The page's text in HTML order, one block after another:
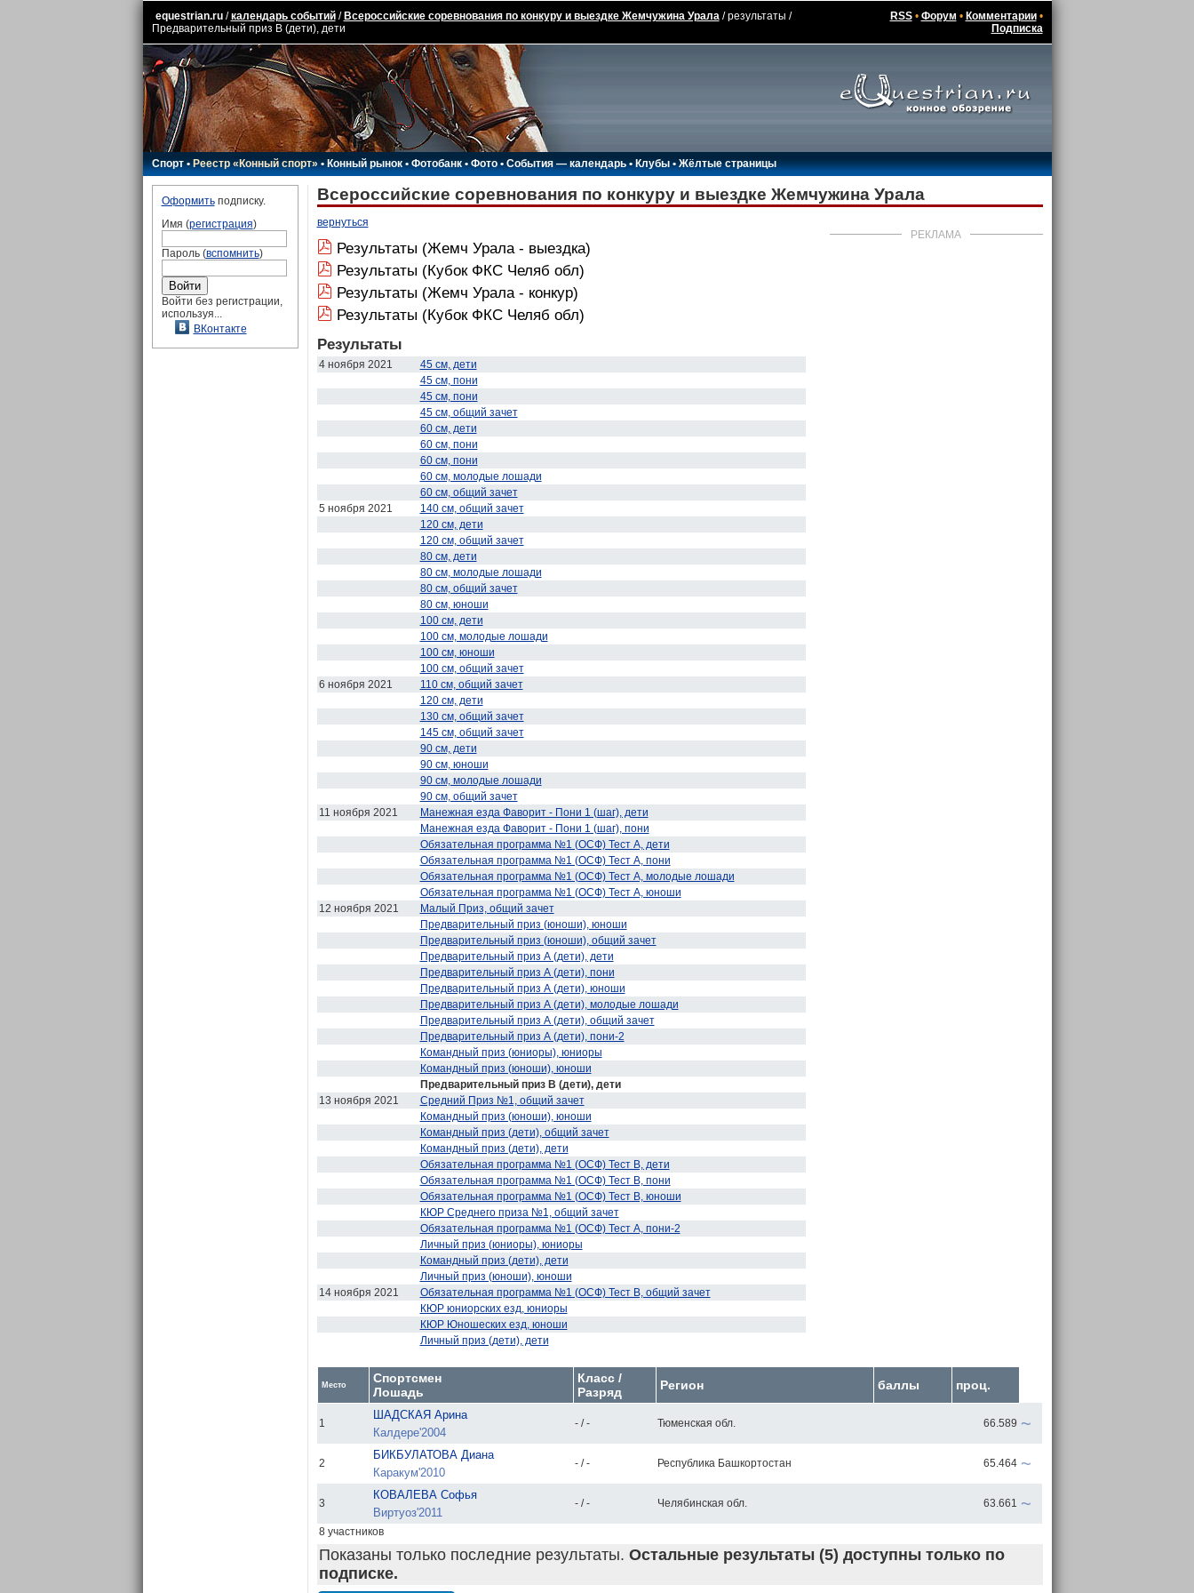
equestrian.ru/календарь событий/ Всероссийские соревнования по конкуру и выездке Жемчужина Урала/ результаты /
Предварительный приз В (дети), дети
RSS• Форум • Комментарии•
Подписка
Спорт•Реестр «Конный спорт»•Конный рынок•Фотобанк •Фото•События — календарь•Клубы •Жёлтые страницы
Оформитьподписку.
Имя (регистрация)
Пароль (вспомнить)
Войти без регистрации,
используя...
ВКонтакте
Всероссийские соревнования по конкуру и выездке Жемчужина Урала
вернуться
РЕКЛАМА
Результаты (Жемч Урала - выездка)
Результаты (Кубок ФКС Челяб обл)
Результаты (Жемч Урала - конкур)
Результаты (Кубок ФКС Челяб обл)
Результаты
4 ноября 2021
45 см, дети
45 см, пони
45 см, пони
45 см, общий зачет
60 см, дети
60 см, пони
60 см, пони
60 см, молодые лошади
60 см, общий зачет
5 ноября 2021
140 см, общий зачет
120 см, дети
120 см, общий зачет
80 см, дети
80 см, молодые лошади
80 см, общий зачет
80 см, юноши
100 см, дети
100 см, молодые лошади
100 см, юноши
100 см, общий зачет
6 ноября 2021
110 см, общий зачет
120 см, дети
130 см, общий зачет
145 см, общий зачет
90 см, дети
90 см, юноши
90 см, молодые лошади
90 см, общий зачет
11 ноября 2021
Манежная езда Фаворит - Пони 1 (шаг), дети
Манежная езда Фаворит - Пони 1 (шаг), пони
Обязательная программа №1 (ОСФ) Тест А, дети
Обязательная программа №1 (ОСФ) Тест А, пони
Обязательная программа №1 (ОСФ) Тест А, молодые лошади
Обязательная программа №1 (ОСФ) Тест А, юноши
12 ноября 2021
Малый Приз, общий зачет
Предварительный приз (юноши), юноши
Предварительный приз (юноши), общий зачет
Предварительный приз А (дети), дети
Предварительный приз А (дети), пони
Предварительный приз А (дети), юноши
Предварительный приз А (дети), молодые лошади
Предварительный приз А (дети), общий зачет
Предварительный приз А (дети), пони-2
Командный приз (юниоры), юниоры
Командный приз (юноши), юноши
Предварительный приз В (дети), дети
13 ноября 2021
Средний Приз №1, общий зачет
Командный приз (юноши), юноши
Командный приз (дети), общий зачет
Командный приз (дети), дети
Обязательная программа №1 (ОСФ) Тест В, дети
Обязательная программа №1 (ОСФ) Тест В, пони
Обязательная программа №1 (ОСФ) Тест В, юноши
КЮР Среднего приза №1, общий зачет
Обязательная программа №1 (ОСФ) Тест А, пони-2
Личный приз (юниоры), юниоры
Командный приз (дети), дети
Личный приз (юноши), юноши
14 ноября 2021
Обязательная программа №1 (ОСФ) Тест В, общий зачет
КЮР юниорских езд, юниоры
КЮР Юношеских езд, юноши
Личный приз (дети), дети
Место
Спортсмен
Лошадь
Класс /
Разряд
Регион баллы проц.
1
ШАДСКАЯ Арина
Калдере'2004
- / - Тюменская обл. 66.589 ~
2
БИКБУЛАТОВА Диана
Каракум'2010
- / - Республика Башкортостан 65.464 ~
3
КОВАЛЕВА Софья
Виртуоз'2011
- / - Челябинская обл. 63.661 ~
8 участников
Показаны только последние результаты. Остальные результаты (5) доступны только по
подписке.